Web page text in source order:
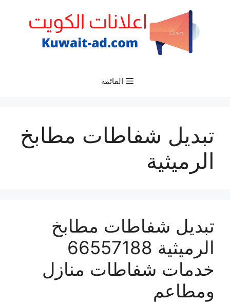
القائمة
تبديل شفاطات مطابخ
الرميثية
تبديل شفاطات مطابخ
الرميثية 66557188
خدمات شفاطات منازل
ومطاعم